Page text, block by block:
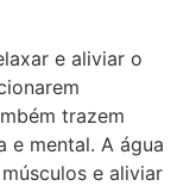
e aliviar o
trazem
e mental. A água
e aliviar